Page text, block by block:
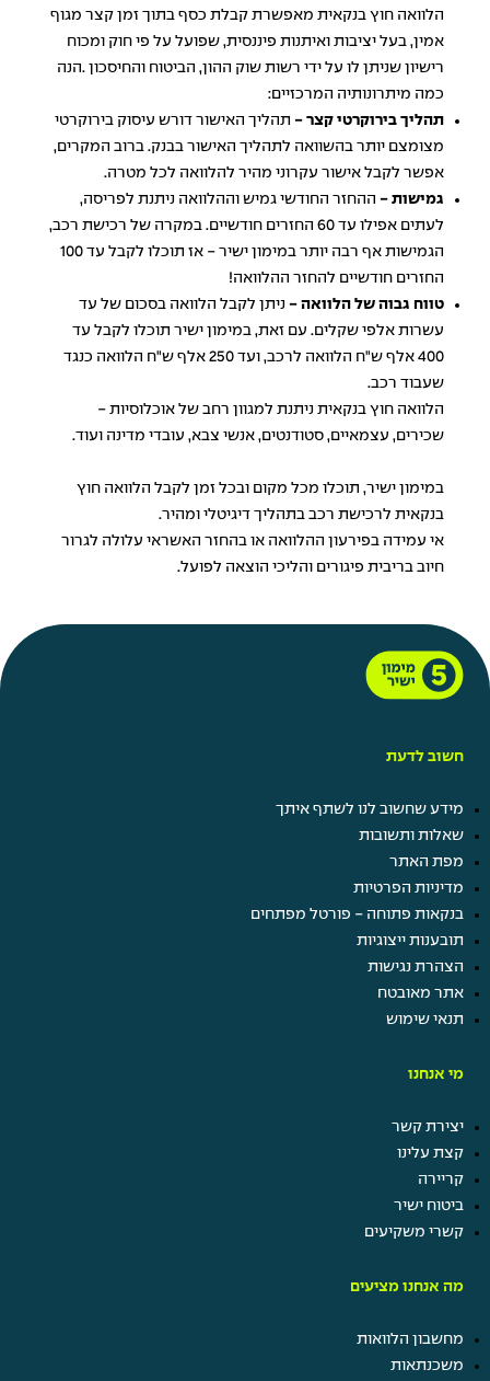
הלוואה חוץ בנקאית מאפשרת קבלת כסף בתוך זמן קצר מגוף
אמין, בעל יציבות ואיתנות פיננסית, שפועל על פי חוק ומכוח
רישיון שניתן לו על ידי רשות שוק ההון, הביטוח והחיסכון .הנה
כמה מיתרונותיה המרכזיים:
תהליך בירוקרטי קצר - תהליך האישור דורש עיסוק בירוקרטי
מצומצם יותר בהשוואה לתהליך האישור בבנק. ברוב המקרים,
אפשר לקבל אישור עקרוני מהיר להלוואה לכל מטרה.
גמישות - ההחזר החודשי גמיש וההלוואה ניתנת לפריסה,
לעתים אפילו עד 60 החזרים חודשיים. במקרה של רכישת רכב,
הגמישות אף רבה יותר במימון ישיר - אז תוכלו לקבל עד 100
החזרים חודשיים להחזר ההלוואה!
טווח גבוה של הלוואה - ניתן לקבל הלוואה בסכום של עד
עשרות אלפי שקלים. עם זאת, במימון ישיר תוכלו לקבל עד
400 אלף ש"ח
הלוואה לרכב
, ועד 250 אלף ש"ח הלוואה כנגד
שעבוד רכב.
הלוואה חוץ בנקאית ניתנת למגוון רחב של אוכלוסיות -
שכירים, עצמאיים, סטודנטים, אנשי צבא, עובדי מדינה ועוד.
במימון ישיר, תוכלו מכל מקום ובכל זמן לקבל הלוואה חוץ
בנקאית לרכישת רכב בתהליך דיגיטלי ומהיר.
אי עמידה בפירעון ההלוואה או בהחזר האשראי עלולה לגרור
חיוב בריבית פיגורים והליכי הוצאה לפועל.
חשוב לדעת
מידע שחשוב לנו לשתף איתך
שאלות ותשובות
מפת האתר
מדיניות הפרטיות
בנקאות פתוחה - פורטל מפתחים
תובענות ייצוגיות
הצהרת נגישות
אתר מאובטח
תנאי שימוש
מי אנחנו
יצירת קשר
קצת עלינו
קריירה
ביטוח ישיר
קשרי משקיעים
מה אנחנו מציעים
מחשבון הלוואות
משכנתאות